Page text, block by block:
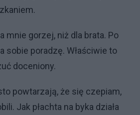
mnie gorzej, niż dla brata. Po
sobie poradzę. Właściwie to
doceniony.
powtarzają, że się czepiam,
Jak płachta na byka działa